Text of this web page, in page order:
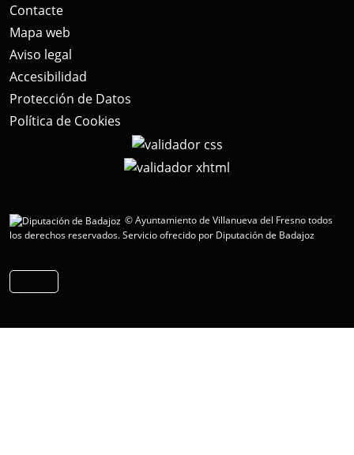
Contacte
Mapa web
Aviso legal
Accesibilidad
Protección de Datos
Política de Cookies
© Ayuntamiento de Villanueva del Fresno todos
los derechos reservados.Servicio ofrecido por Diputación de Badajoz